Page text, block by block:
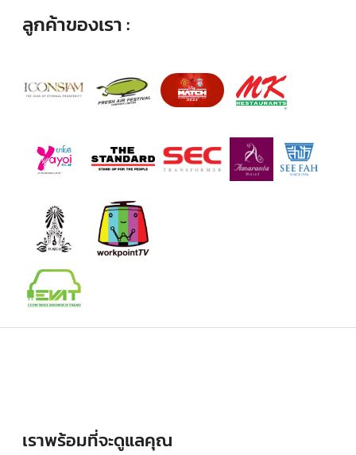
ลูกค้าของเรา :
เราพร้อมที่จะดูแลคุณ